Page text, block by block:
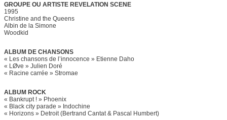
GROUPE OU ARTISTE REVELATION SCENE
1995
Christine and the Queens
Albin de la Simone
Woodkid
ALBUM DE CHANSONS
« Les chansons de l’innocence » Etienne Daho
« LØve » Julien Doré
« Racine carrée » Stromae
ALBUM ROCK
« Bankrupt ! » Phoenix
« Black city parade » Indochine
« Horizons » Detroit (Bertrand Cantat & Pascal Humbert)